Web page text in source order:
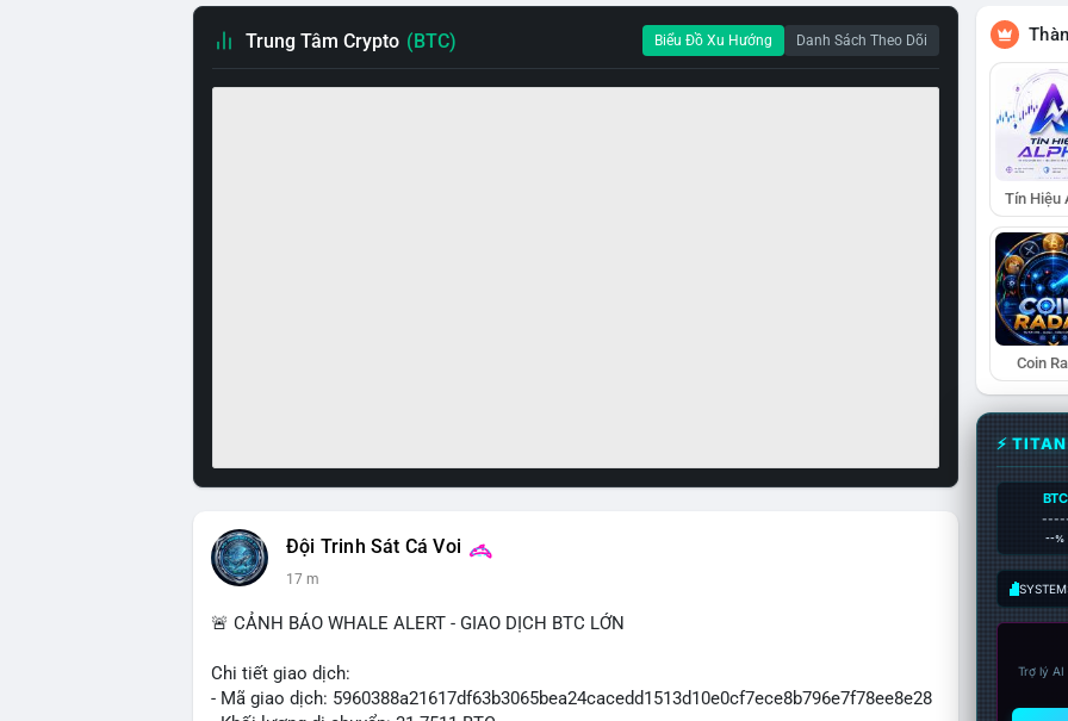
Trung Tâm Crypto (BTC) Biểu Đồ Xu Hướng Danh Sách Theo Dõi
Đội Trinh Sát Cá Voi
17 m
🚨 CẢNH BÁO WHALE ALERT - GIAO DỊCH BTC LỚN
Chi tiết giao dịch:
- Mã giao dịch: 5960388a21617df63b3065bea24cacedd1513d10e0cf7ece8b796e7f78ee8e28
Tín Hiệu
Coin
⚡
BTC
--%
Trợ lý